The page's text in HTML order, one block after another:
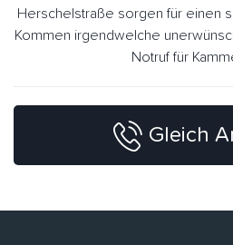
Herschelstraße sorgen für einen
Kommen irgendwelche
Notruf für
Gleich